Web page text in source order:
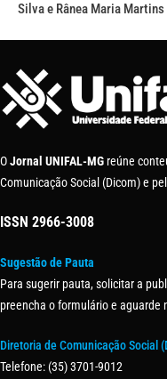
Silva e Rânea Maria Martins
OJornal UNIFAL-MG reúne
Comunicação Social (Dicom) e
ISSN 2966-3008
Sugestão de Pauta
Para sugerir pauta, solicitar a
preencha o formulário e aguarde
Diretoria de Comunicação Social
Telefone: (35) 3701-9012